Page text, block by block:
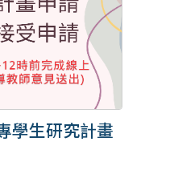
學生研究計畫